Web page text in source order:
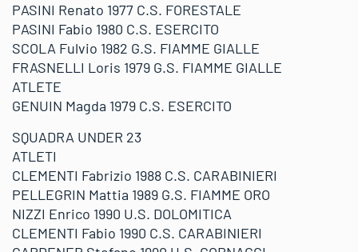
PASINI Renato 1977 C.S. FORESTALE
PASINI Fabio 1980 C.S. ESERCITO
SCOLA Fulvio 1982 G.S. FIAMME GIALLE
FRASNELLI Loris 1979 G.S. FIAMME GIALLE
ATLETE
GENUIN Magda 1979 C.S. ESERCITO
SQUADRA UNDER 23
ATLETI
CLEMENTI Fabrizio 1988 C.S. CARABINIERI
PELLEGRIN Mattia 1989 G.S. FIAMME ORO
NIZZI Enrico 1990 U.S. DOLOMITICA
CLEMENTI Fabio 1990 C.S. CARABINIERI